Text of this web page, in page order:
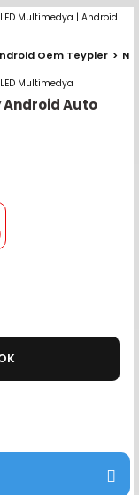
Oem Teypler
Android Auto